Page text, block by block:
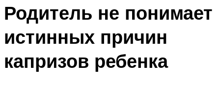
Родитель не понимает
истинных причин
капризов ребенка